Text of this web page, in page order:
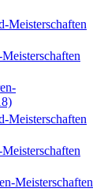
Meisterschaften
Meisterschaften
Meisterschaften